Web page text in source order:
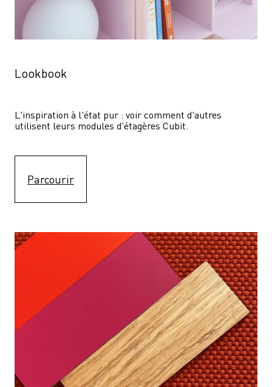
Lookbook
L'inspiration à l'état pur : voir comment d'autres
utilisent leurs modules d'étagères Cubit.
Parcourir